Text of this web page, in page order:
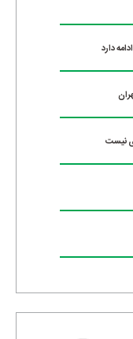
دارد
نیست